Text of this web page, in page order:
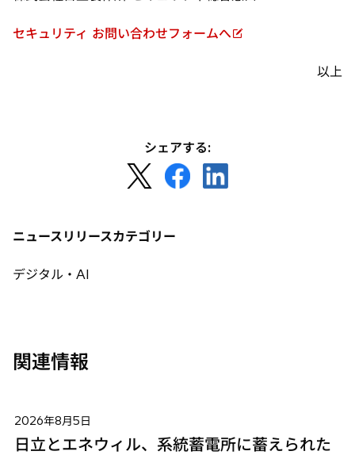
開
セキュリティ お問い合わせフォームへ
新
以上
シェアする:
し
タ
新
し
ニュースリリースカテゴリー
デジタル・AI
関連情報
2026年8月5日
日立とエネウィル、系統蓄電所に蓄えられた